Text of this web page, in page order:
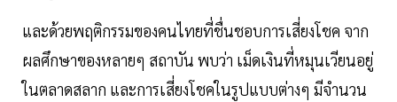
และด้วยพฤติกรรมของคนไทยที่ชื่นชอบการเสี่ยงโชค จาก
ผลศึกษาของหลายๆ สถาบัน พบว่า เม็ดเงินที่หมุนเวียนอยู่
ในตลาดสลาก และการเสี่ยงโชคในรูปแบบต่างๆ มีจำนวน